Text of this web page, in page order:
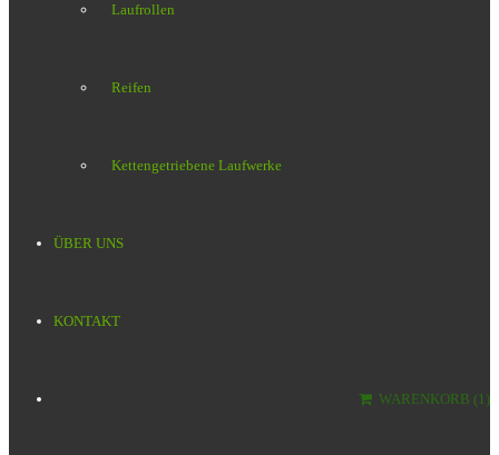
Laufrollen
Reifen
Kettengetriebene Laufwerke
ÜBER UNS
KONTAKT
WARENKORB (1)